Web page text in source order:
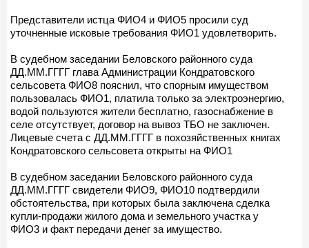
Представители истца ФИО4 и ФИО5 просили суд
уточненные исковые требования ФИО1 удовлетворить.
В судебном заседании Беловского районного суда
ДД.ММ.ГГГГ глава Администрации Кондратовского
сельсовета ФИО8 пояснил, что спорным имуществом
пользовалась ФИО1, платила только за электроэнергию,
водой пользуются жители бесплатно, газоснабжение в
селе отсутствует, договор на вывоз ТБО не заключен.
Лицевые счета с ДД.ММ.ГГГГ в похозяйственных книгах
Кондратовского сельсовета открыты на ФИО1
В судебном заседании Беловского районного суда
ДД.ММ.ГГГГ свидетели ФИО9, ФИО10 подтвердили
обстоятельства, при которых была заключена сделка
купли-продажи жилого дома и земельного участка у
ФИО3 и факт передачи денег за имущество.